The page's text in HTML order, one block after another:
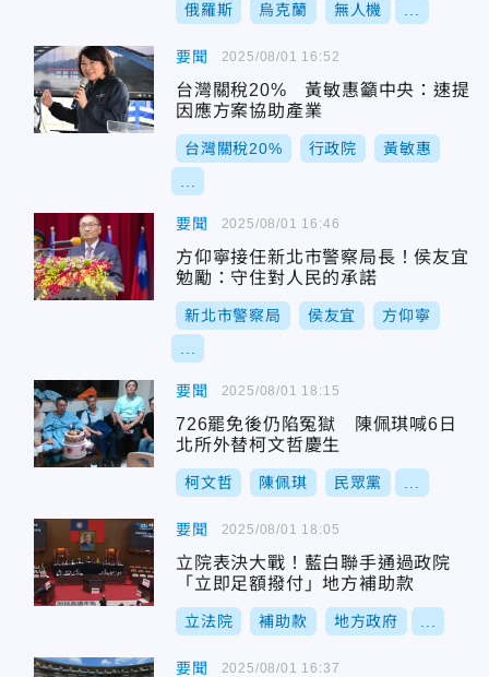
俄羅斯 烏克蘭 無人機
要聞
台灣關稅20% 黃敏惠籲中央：速提
因應方案協助產業
台灣關稅20% 行政院 黃敏惠
2025/08/01 16:52
要聞
方仰寧接任新北市警察局長！侯友宜
勉勵：守住對人民的承諾
新北市警察局 侯友宜 方仰寧
2025/08/01 16:46
要聞
726罷免後仍陷冤獄 陳佩琪喊6日
北所外替柯文哲慶生
柯文哲 陳佩琪 民眾黨
2025/08/01 18:15
要聞
立院表決大戰！藍白聯手通過政院
「立即足額撥付」地方補助款
立法院 補助款 地方政府
2025/08/01 18:05
要聞 2025/08/01 16:37